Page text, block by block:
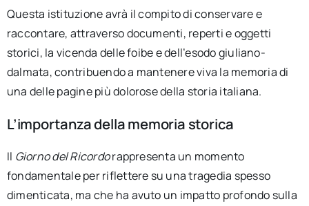
Questa istituzione avrà il compito di conservare e
raccontare, attraverso documenti, reperti e oggetti
storici, la vicenda delle foibe e dell’esodo giuliano-
dalmata, contribuendo a mantenere viva la memoria di
una delle pagine più dolorose della storia italiana.
L’importanza della memoria storica
Il Giorno del Ricordorappresenta un momento
fondamentale per riflettere su una tragedia spesso
dimenticata, ma che ha avuto un impatto profondo sulla